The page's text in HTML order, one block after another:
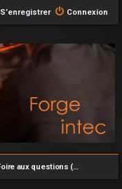
Connexion
S’enregistrer
Foire aux questions (Questions posées fréquemment)